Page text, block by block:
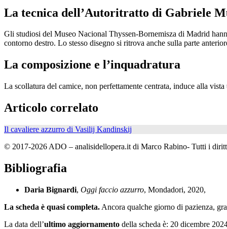
La tecnica dell’Autoritratto di Gabriele
Gli studiosi del Museo Nacional Thyssen-Bornemisza di Madrid
contorno destro. Lo stesso disegno si ritrova anche sulla parte
La composizione e l’inquadratura
La scollatura del camice, non perfettamente centrata, induce alla
Articolo correlato
Il cavaliere azzurro di Vasilij Kandinskij
© 2017-2026 ADO – analisidellopera.it di Marco Rabino- Tutti i
Bibliografia
Daria Bignardi, Oggi faccio azzurro, Mondadori, 2020,
La scheda è quasi completa. Ancora qualche giorno di pazienza,
La data dell’ultimo aggiornamento della scheda è: 20 dicembre